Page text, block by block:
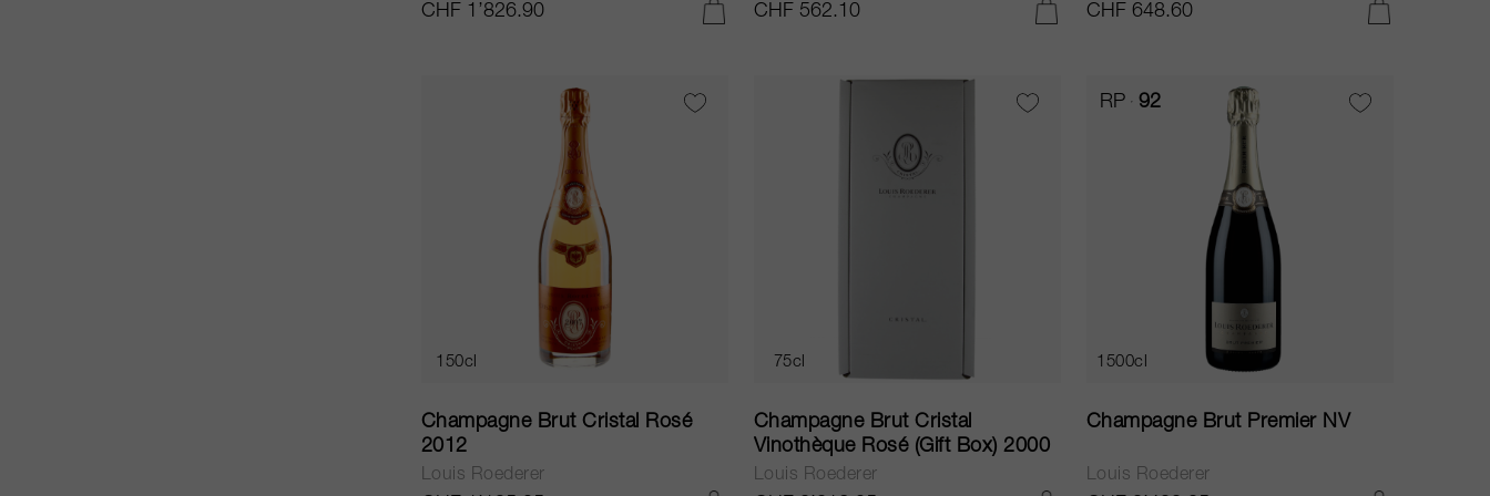
CHF 1’826.90 CHF 562.10 CHF 648.60
150cl
Champagne Brut Cristal Rosé
2012
Louis Roederer
75cl
Champagne Brut Cristal
Vinothèque Rosé (Gift Box) 2000
Louis Roederer
RP 92
1500cl
Champagne Brut Premier NV
Louis Roederer